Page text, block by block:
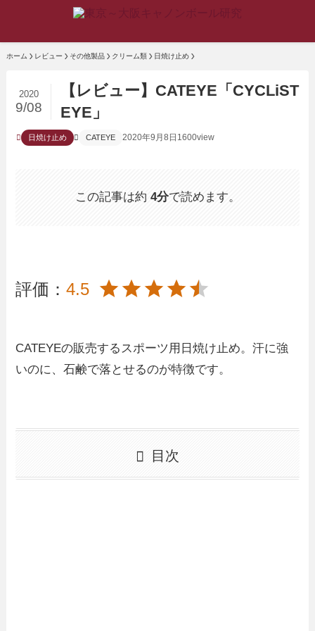
ホーム レビュー その他製品 クリーム類 日焼け止め
【レビュー】CATEYE「CYCLiST
EYE」
2020
9/08
日焼け止め CATEYE 2020年9月8日 1600view
この記事は約 4分で読めます。
評価：4.5
CATEYEの販売するスポーツ用日焼け止め。汗に強
いのに、石鹸で落とせるのが特徴です。
目次